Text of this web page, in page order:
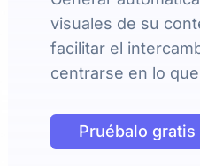
visuales de su
facilitar el
centrarse en lo
Pruébalo gratis